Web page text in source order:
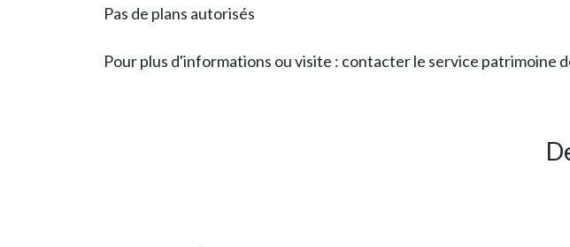
Pas de plans autorisés
Pour plus d'informations ou visite : contacter le service patrimoine